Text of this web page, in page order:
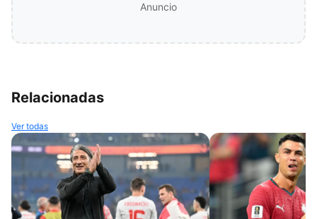
Anuncio
Relacionadas
Ver todas